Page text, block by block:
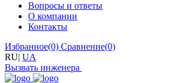
Вопросы и ответы
О компании
Контакты
Избранное(0) Сравнение(0)
RU| UA
Вызвать инженера